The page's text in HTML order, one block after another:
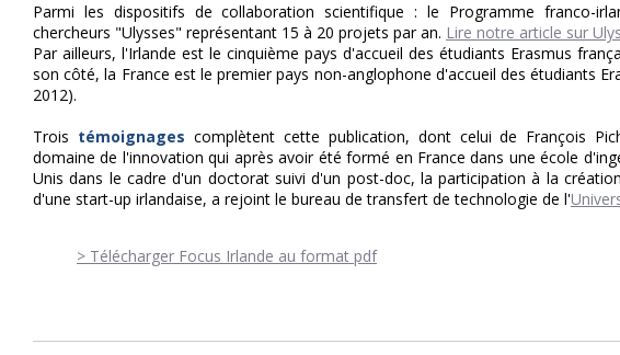
Parmi les dispositifs de collaboration scientifique : le Programme franco-
chercheurs "Ulysses" représentant 15 à 20 projets par an. Lire notre article sur
Par ailleurs, l'Irlande est le cinquième pays d'accueil des étudiants Erasmus
son côté, la France est le premier pays non-anglophone d'accueil des étudiants
2012).
Trois témoignages complètent cette publication, dont celui de François
domaine de l'innovation qui après avoir été formé en France dans une école
Unis dans le cadre d'un doctorat suivi d'un post-doc, la participation à la
d'une start-up irlandaise, a rejoint le bureau de transfert de technologie de l'
> Télécharger Focus Irlande au format pdf